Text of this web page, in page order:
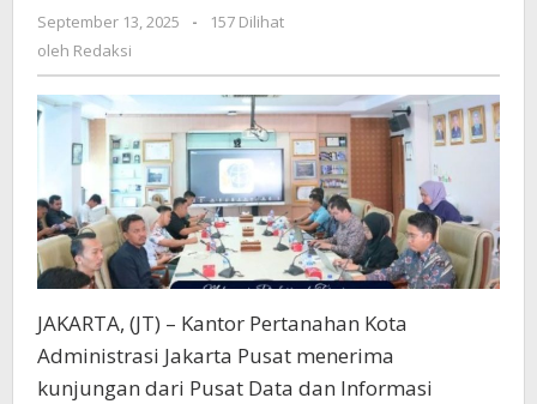
Pemantauan
ISO
27001
dan
ISO
27701
September 13, 2025
oleh
-
157 Dilihat
oleh Redaksi
JAKARTA, (JT) – Kantor Pertanahan Kota
Administrasi Jakarta Pusat menerima
kunjungan dari Pusat Data dan Informasi